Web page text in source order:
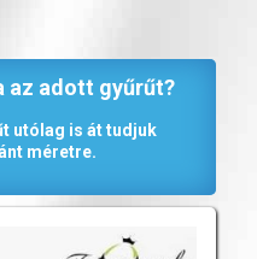
az adott gyűrűt?
utólag is át tudjuk
méretre.